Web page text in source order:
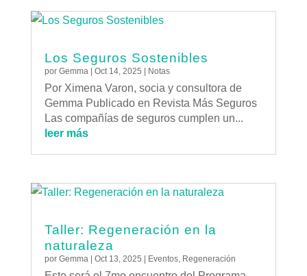
Los Seguros Sostenibles
por Gemma | Oct 14, 2025 | Notas
Por Ximena Varon, socia y consultora de
Gemma Publicado en Revista Más Seguros
Las compañías de seguros cumplen un...
leer más
Taller: Regeneración en la
naturaleza
por Gemma| Oct 13, 2025 | Eventos, Regeneración